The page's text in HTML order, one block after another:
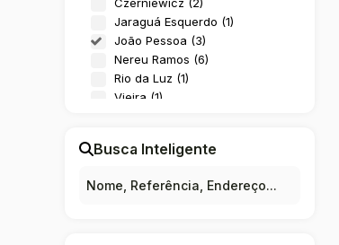
Jaraguá Esquerdo (1)
João Pessoa (3)
Nereu Ramos (6)
Rio da Luz (1)
Vieira (1)
Vila Lenzi (1)
Corupá (3)
Busca Inteligente